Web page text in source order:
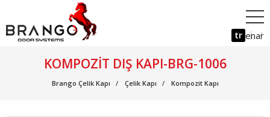
tr enar
KOMPOZIT DIŞ KAPI-BRG-1006
Brango Çelik Kapı Çelik Kapı Kompozit Kapı